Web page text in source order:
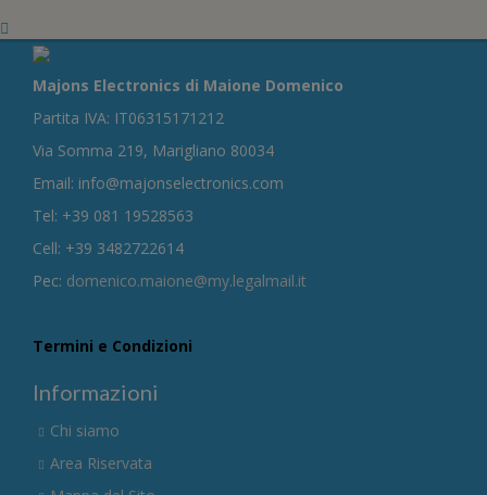
Majons Electronics di Maione Domenico
Partita IVA: IT06315171212
Via Somma 219, Marigliano 80034
Email: info@majonselectronics.com
Tel: +39 081 19528563
Cell: +39 3482722614
Pec: domenico.maione@my.legalmail.it
Termini e Condizioni
Informazioni
Chi siamo
Area Riservata